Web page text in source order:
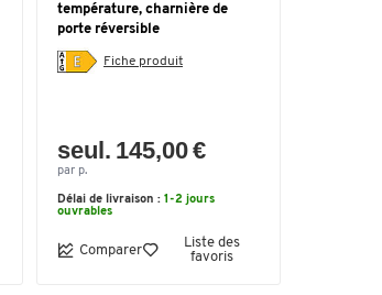
température, charnière de
porte réversible
Fiche produit
seul. 145,00 €
par p.
Délai de livraison : 1-2 jours
ouvrables
Comparer
Liste des
favoris